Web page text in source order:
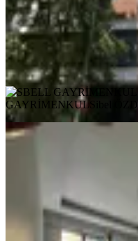
SBELL GAYRİMENKUL
Ara
GAYRİMENKUL
Sibel
YENİ
Çankaya,
2+1
46.000 ₺